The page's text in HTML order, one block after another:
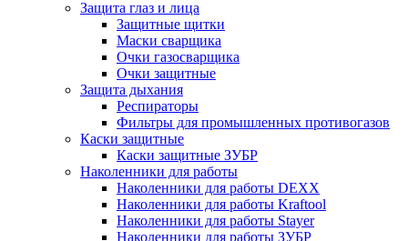
Защита глаз и лица
Защитные щитки
Маски сварщика
Очки газосварщика
Очки защитные
Защита дыхания
Респираторы
Фильтры для промышленных противогазов
Каски защитные
Каски защитные ЗУБР
Наколенники для работы
Наколенники для работы DEXX
Наколенники для работы Kraftool
Наколенники для работы Stayer
Наколенники для работы ЗУБР